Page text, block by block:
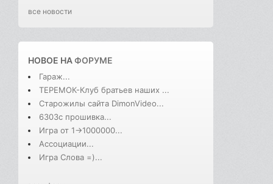
все новости
НОВОЕ НАФОРУМЕ
Гараж...
ТЕРЕМОК-Клуб братьев наших ...
Старожилы сайта DimonVideo...
6303с прошивка...
Игра от 1->1000000...
Ассоциации...
Игра Слова =)...